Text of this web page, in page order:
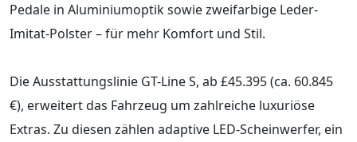
Pedale in Aluminiumoptik sowie zweifarbige Leder-
Imitat-Polster – für mehr Komfort und Stil.
Die Ausstattungslinie GT-Line S, ab £45.395 (ca. 60.845
€), erweitert das Fahrzeug um zahlreiche luxuriöse
Extras. Zu diesen zählen adaptive LED-Scheinwerfer, ein